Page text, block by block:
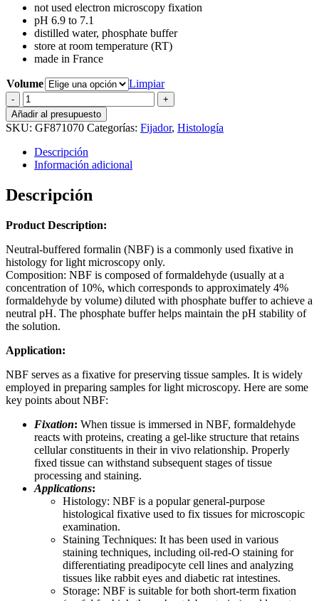
58,12 €
hasta
61,62 €
not used electron microscopy fixation
pH 6.9 to 7.1
distilled water, phosphate buffer
store at room temperature (RT)
made in France
Volume
Limpiar
Neutral
Buffered
Formalin
(NBF)
10%
cantidad
Añadir al presupuesto
SKU: GF871070 Categorías: Fijador, Histología
Descripción
Información adicional
Descripción
Product Description:
Neutral-buffered formalin (NBF) is a commonly used fixative in
histology for light microscopy only.
Composition: NBF is composed of formaldehyde (usually at a
concentration of 10%, which corresponds to approximately 4%
formaldehyde by volume) diluted with phosphate buffer to achieve a
neutral pH. The phosphate buffer helps maintain the pH stability of
the solution.
Application:
NBF serves as a fixative for preserving tissue samples. It is widely
employed in preparing samples for light microscopy. Here are some
key points about NBF:
Fixation: When tissue is immersed in NBF, formaldehyde
reacts with proteins, creating a gel-like structure that retains
cellular constituents in their in vivo relationship. Properly
fixed tissue can withstand subsequent stages of tissue
processing and staining.
Applications:
Histology: NBF is a popular general-purpose
histological fixative used to fix tissues for microscopic
examination.
Staining Techniques: It has been used in various
staining techniques, including oil-red-O staining for
differentiating preadipocyte cell lines and analyzing
tissues like rabbit eyes and diabetic rat intestines.
Storage: NBF is suitable for both short-term fixation